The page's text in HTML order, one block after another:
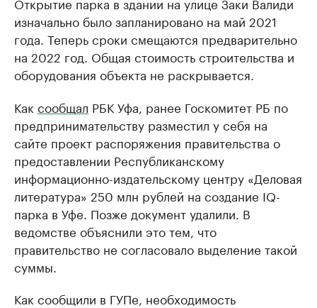
изначально было запланировано на май 2021
года. Теперь сроки смещаются предварительно
на 2022 год. Общая стоимость строительства и
оборудования объекта не раскрывается.
Как сообщал РБК Уфа, ранее Госкомитет РБ по
предпринимательству разместил у себя на
сайте проект распоряжения правительства о
предоставлении Республиканскому
информационно-издательскому центру «Деловая
литература» 250 млн рублей на создание IQ-
парка в Уфе. Позже документ удалили. В
ведомстве объяснили это тем, что
правительство не согласовало выделение такой
суммы.
Как сообщили в ГУПе, необходимость